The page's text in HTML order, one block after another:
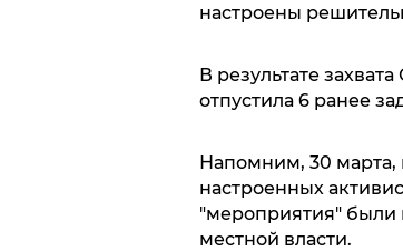
настроены
В результате
отпустила 6 ранее
Напомним, 30 марта,
настроенных
"мероприятия" были
местной власти.